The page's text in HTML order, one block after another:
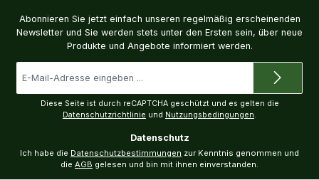
Abonnieren Sie jetzt einfach unseren regelmäßig erscheinenden
Newsletter und Sie werden stets unter den Ersten sein, über neue
Produkte und Angebote informiert werden.
Mail-
Diese Seite ist durch reCAPTCHA geschützt und es gelten die
Datenschutzrichtlinie und Nutzungsbedingungen.
Datenschutz
Ich habe die Datenschutzbestimmungen zur Kenntnis genommen und
die AGB gelesen und bin mit ihnen einverstanden.